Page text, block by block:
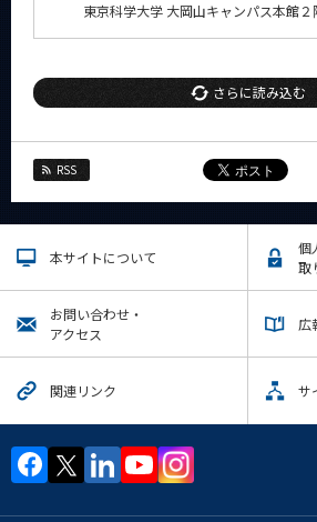
東京科学大学 大岡山キャンパス本館
さらに読み込む
RSS
本サイトについて
個
取
お問い合わせ・
アクセス
広
関連リンク サ